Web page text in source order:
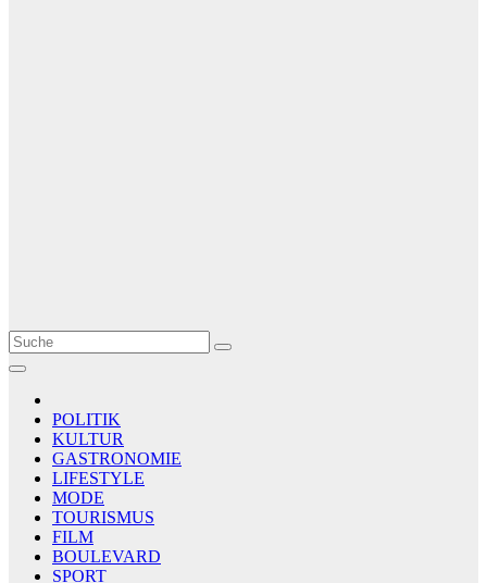
Le Matin
AGENCE DE PRESSE
POLITIK
KULTUR
GASTRONOMIE
LIFESTYLE
MODE
TOURISMUS
FILM
BOULEVARD
SPORT